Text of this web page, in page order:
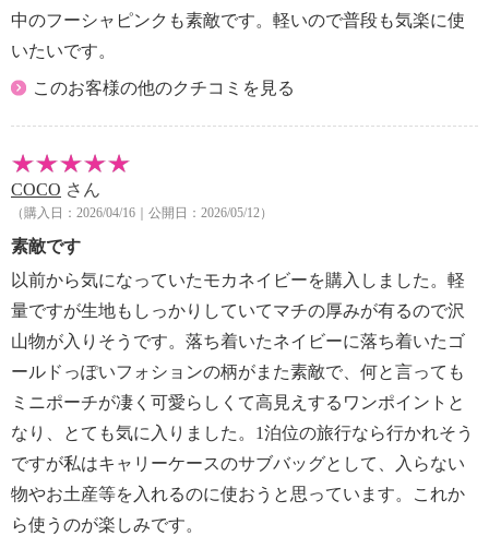
【原産国（地）】
・中国製
中のフーシャピンクも素敵です。軽いので普段も気楽に使
いたいです。
このお客様の他のクチコミを見る
COCO さん
（購入日：2026/04/16｜公開日：2026/05/12）
素敵です
以前から気になっていたモカネイビーを購入しました。軽
量ですが生地もしっかりしていてマチの厚みが有るので沢
山物が入りそうです。落ち着いたネイビーに落ち着いたゴ
ールドっぽいフォションの柄がまた素敵で、何と言っても
ミニポーチが凄く可愛らしくて高見えするワンポイントと
なり、とても気に入りました。1泊位の旅行なら行かれそう
ですが私はキャリーケースのサブバッグとして、入らない
物やお土産等を入れるのに使おうと思っています。これか
ら使うのが楽しみです。